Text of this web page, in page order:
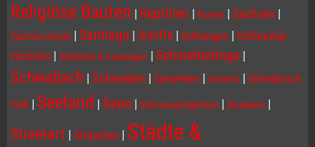
Religiöse Bauten | Reptilien | Ruinen | Sachsen |
Sachsen-Anhalt | Santiago | Schiffe | Schlangen | Schleswig-
Holstein | Schlösser & Festungen | Schmetterlinge |
Schwabach | Schwaben | Schweden | Schweiz | Schwäbisch
Hall | Seeland | Seen | Sehenswürdigkeiten | Steinkreis |
Streetart | Sträucher | Städte &